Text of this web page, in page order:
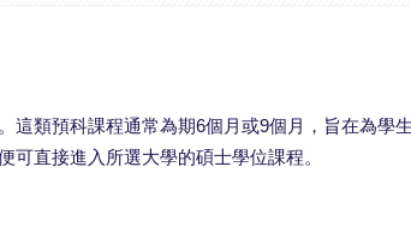
這類預科課程通常為期6個月或9個月，旨在為學
直接進入所選大學的碩士學位課程。